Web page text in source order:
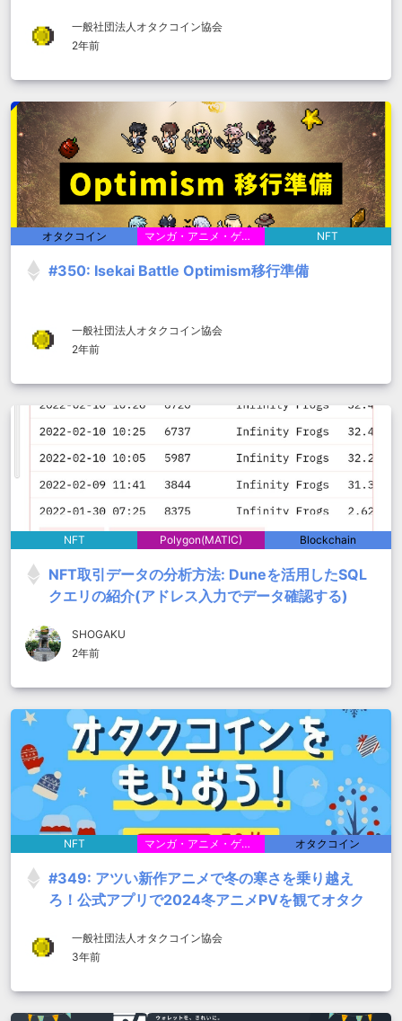
一般社団法人オタクコイン協会
2年前
オタクコイン マンガ・アニメ・ゲーム NFT
#350: Isekai Battle Optimism移行準備
一般社団法人オタクコイン協会
2年前
NFT Polygon(MATIC) Blockchain
NFT取引データの分析方法: Duneを活用したSQL
クエリの紹介(アドレス入力でデータ確認する)
SHOGAKU
2年前
NFT マンガ・アニメ・ゲーム オタクコイン
#349: アツい新作アニメで冬の寒さを乗り越え
ろ！公式アプリで2024冬アニメPVを観てオタク
一般社団法人オタクコイン協会
3年前